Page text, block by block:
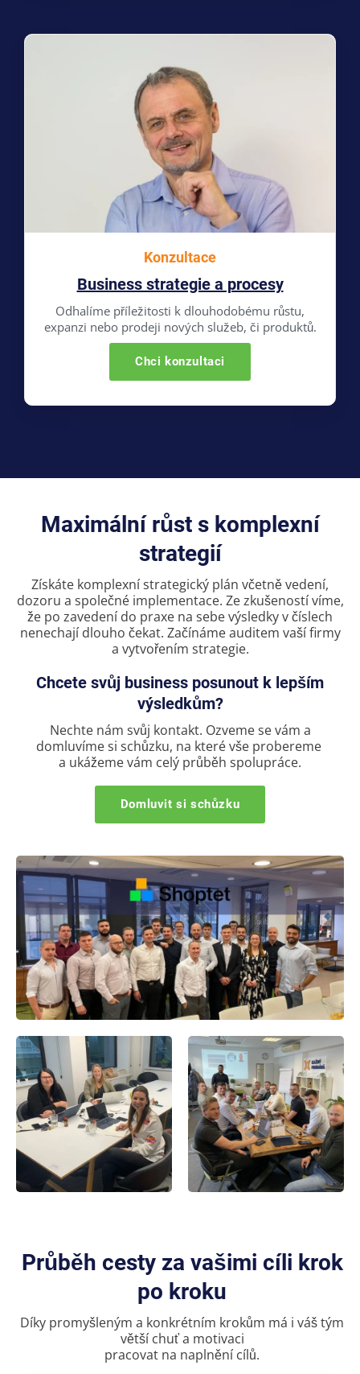
Konzultace
Business strategie a procesy
Odhalíme příležitosti k dlouhodobému růstu,
expanzi nebo prodeji nových služeb, či produktů.
Chci konzultaci
Maximální růst s komplexní
strategií
Získáte komplexní strategický plán včetně vedení,
dozoru a společné implementace. Ze zkušeností víme,
že po zavedení do praxe na sebe výsledky v číslech
nenechají dlouho čekat. Začínáme auditem vaší firmy
a vytvořením strategie.
Chcete svůj business posunout k lepším
výsledkům?
Nechte nám svůj kontakt. Ozveme se vám a
domluvíme si schůzku, na které vše probereme
a ukážeme vám celý průběh spolupráce.
Domluvit si schůzku
Průběh cesty za vašimi cíli krok
po kroku
Díky promyšleným a konkrétním krokům má i váš tým
větší chuť a motivaci
pracovat na naplnění cílů.